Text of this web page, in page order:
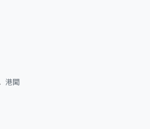
港聞